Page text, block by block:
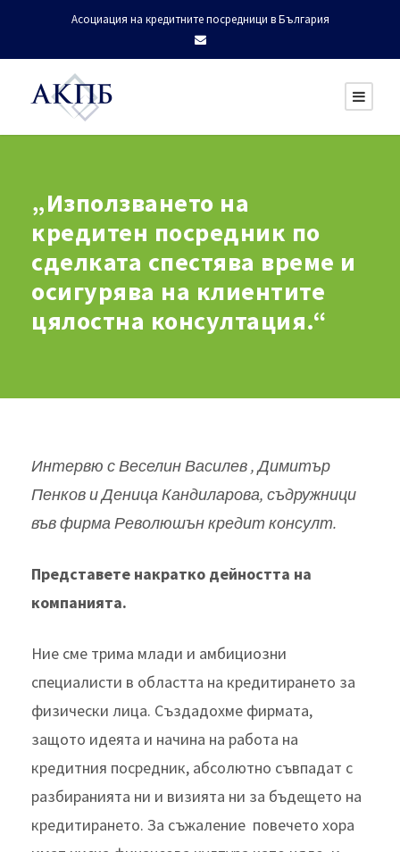
Асоциация на кредитните посредници в България
„Използването на
кредитен посредник по
сделката спестява време и
осигурява на клиентите
цялостна консултация.“
Интервю с Веселин Василев , Димитър
Пенков и Деница Кандиларова, съдружници
във фирма Революшън кредит консулт.
Представете накратко дейността на
компанията.
Ние сме трима млади и амбициозни
специалисти в областта на кредитирането за
физически лица. Създадохме фирмата,
защото идеята и начина на работа на
кредитния посредник, абсолютно съвпадат с
разбиранията ни и визията ни за бъдещето на
кредитирането. За съжаление повечето хора